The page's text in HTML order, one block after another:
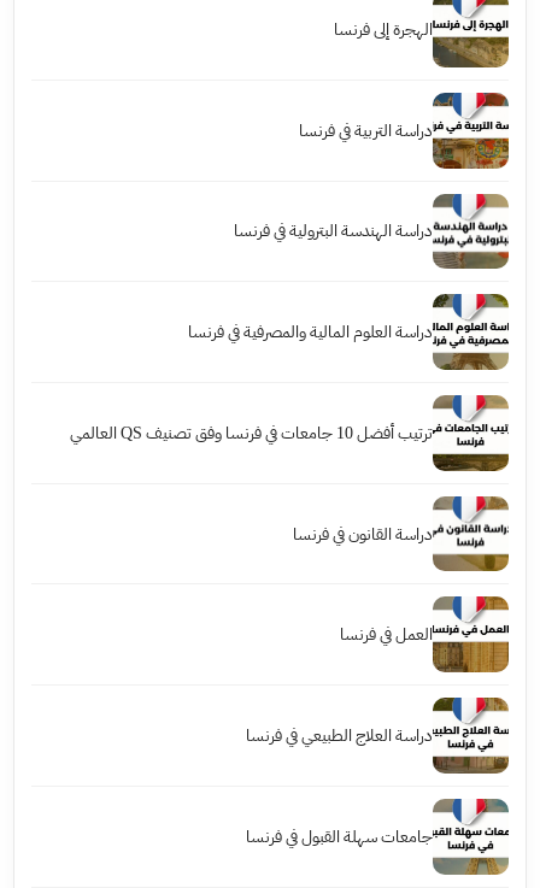
الهجرة إلى فرنسا
دراسة التربية في فرنسا
دراسة الهندسة البترولية في فرنسا
دراسة العلوم المالية والمصرفية في فرنسا
ترتيب أفضل 10 جامعات في فرنسا وفق تصنيف QS العالمي
دراسة القانون في فرنسا
العمل في فرنسا
دراسة العلاج الطبيعي في فرنسا
جامعات سهلة القبول في فرنسا